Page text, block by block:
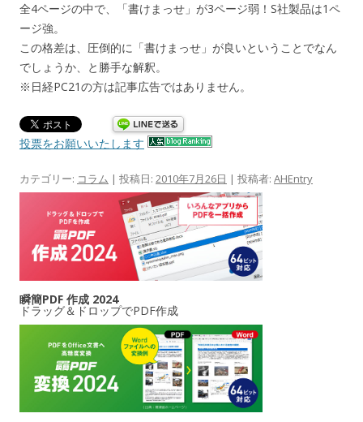
全4ページの中で、「書けまっせ」が3ページ弱！S社製品は1ペ
ージ強。
この格差は、圧倒的に「書けまっせ」が良いということでなん
でしょうか、と勝手な解釈。
※日経PC21の方は記事広告ではありません。
投票をお願いいたします
カテゴリー: コラム | 投稿日: 2010年7月26日 | 投稿者: AHEntry
瞬簡PDF 作成 2024
ドラッグ＆ドロップでPDF作成